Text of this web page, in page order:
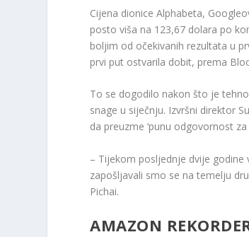
Cijena dionice Alphabeta,
posto viša na 123,67 dolara po
boljim od očekivanih rezultata u
prvi put ostvarila dobit, prema
To se dogodilo nakon što je
snage u siječnju. Izvršni direktor
da preuzme ‘punu odgovornost
– Tijekom posljednje dvije
zapošljavali smo se na temelju
Pichai.
AMAZON